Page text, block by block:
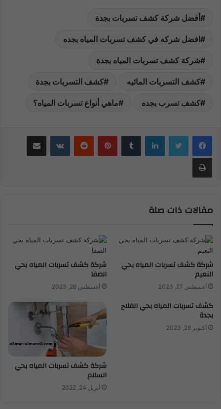
أفضل شركة كشف تسربات بجدة
افضل شركه في كشف تسربات المياه بجده
شركة كشف تسربات المياه بجدة
كشف التسربات المائيه كشف التسربات بجدة
كشف تسرب بجده ماهي أنواع تسربات المياه؟
لينكدإن بينتيريست مشاركة عبر البريد
طباعة
مقالات ذات صلة
شركة كشف تسربات المياه بحي
النعيم
أغسطس 27, 2023
شركة كشف تسربات المياه بحي
الصفا
أغسطس 26, 2023
كشف تسربات المياه بحي الفلاح
بجدة
أكتوبر 28, 2023
شركة كشف تسربات المياه بحي
السلام
أبريل 24, 2022